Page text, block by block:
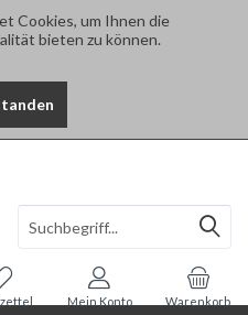
Cookies, um Ihnen die
bieten zu können.
Warenkorb
Mein Konto